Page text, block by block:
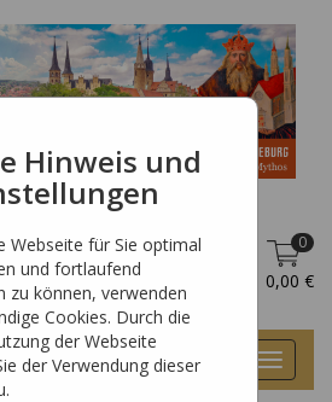
Hinweis und
Webseite für Sie optimal
und fortlaufend
zu können, verwenden
Cookies. Durch die
der Webseite
der Verwendung dieser
DE Anmelden
0
0,00 €
Toggle